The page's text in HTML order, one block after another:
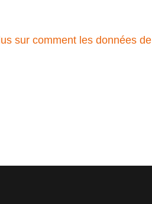
sur comment les données de